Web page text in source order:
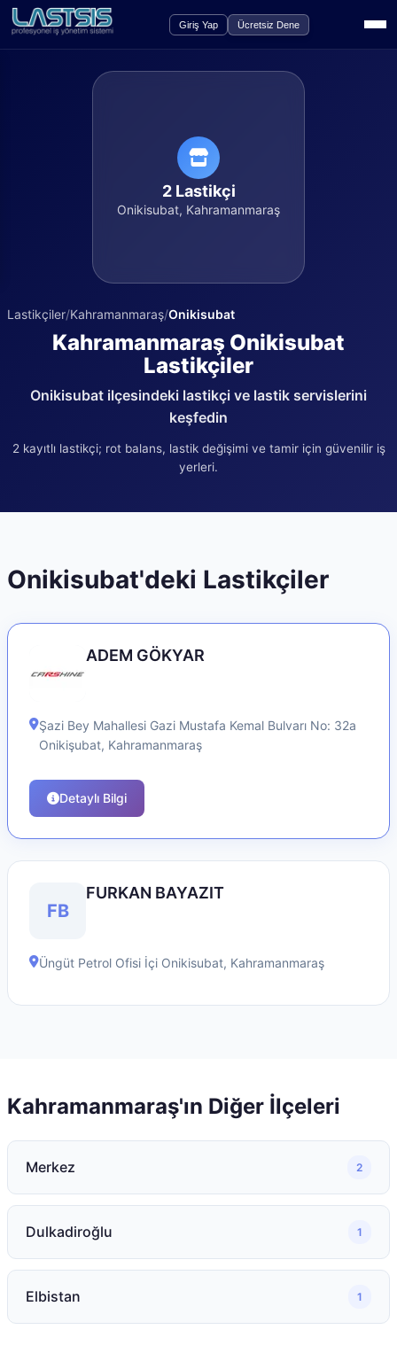
Giriş Yap Ücretsiz Dene
Lastikçiler/Kahramanmaraş/Onikisubat
Kahramanmaraş Onikisubat
Lastikçiler
Onikisubat ilçesindeki lastikçi ve lastik servislerini
keşfedin
2 kayıtlı lastikçi; rot balans, lastik değişimi ve tamir için güvenilir iş
yerleri.
2Lastikçi
Onikisubat, Kahramanmaraş
Onikisubat'deki Lastikçiler
ADEM GÖKYAR
Şazi Bey Mahallesi Gazi Mustafa Kemal Bulvarı No: 32a
Onikişubat, Kahramanmaraş
Detaylı Bilgi
FB
FURKAN BAYAZIT
Üngüt Petrol Ofisi İçi Onikisubat, Kahramanmaraş
Kahramanmaraş'ın Diğer İlçeleri
Merkez 2
Dulkadiroğlu 1
Elbistan 1